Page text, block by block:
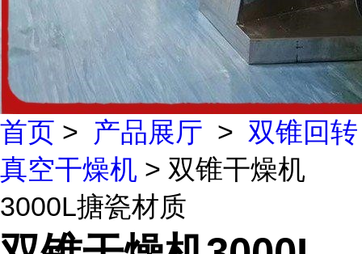
首页 > 产品展厅 > 双锥回转
真空干燥机 > 双锥干燥机
3000L搪瓷材质